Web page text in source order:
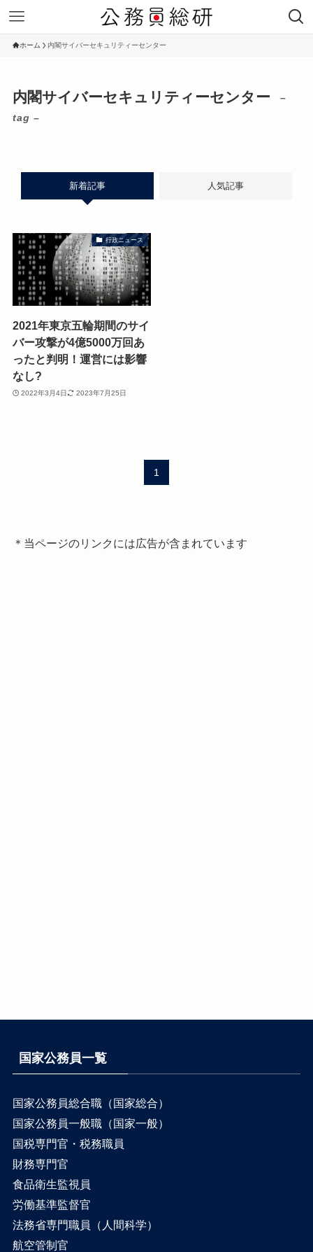
ホーム 内閣サイバーセキュリティーセンター
内閣サイバーセキュリティーセンター
–
tag –
新着記事 人気記事
行政ニュース
2021年東京五輪期間のサイ
バー攻撃が4億5000万回あ
ったと判明！運営には影響
なし?
2022年3月4日 2023年7月25日
1
＊当ページのリンクには広告が含まれています
国家公務員一覧
国家公務員総合職（国家総合）
国家公務員一般職（国家一般）
国税専門官・税務職員
財務専門官
食品衛生監視員
労働基準監督官
法務省専門職員（人間科学）
航空管制官